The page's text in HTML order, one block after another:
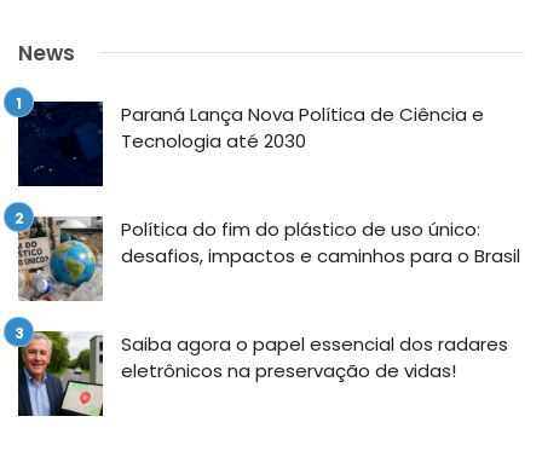
News
Paraná Lança Nova Política de Ciência e
Tecnologia até 2030
Política do fim do plástico de uso único:
desafios, impactos e caminhos para o Brasil
Saiba agora o papel essencial dos radares
eletrônicos na preservação de vidas!